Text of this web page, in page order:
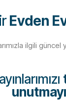
Evden
ilgili güncel